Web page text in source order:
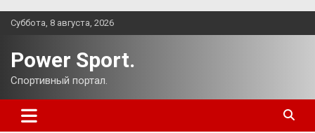
Перейти
Суббота, 8 августа, 2026
Power Sport.
Спортивный портал.